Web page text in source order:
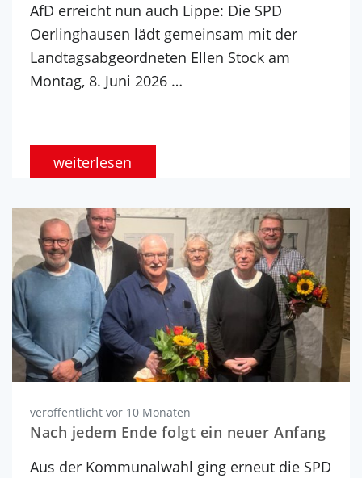
AfD erreicht nun auch Lippe: Die SPD
Oerlinghausen lädt gemeinsam mit der
Landtagsabgeordneten Ellen Stock am
Montag, 8. Juni 2026 …
weiterlesen
veröffentlicht vor 10 Monaten
Nach jedem Ende folgt ein neuer Anfang
Aus der Kommunalwahl ging erneut die SPD